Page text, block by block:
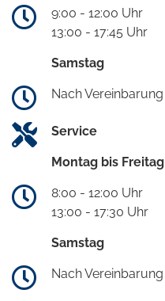
9:00 - 12:00 Uhr
13:00 - 17:45 Uhr
Samstag
Nach Vereinbarung
Service
Montag bis Freitag
8:00 - 12:00 Uhr
13:00 - 17:30 Uhr
Samstag
Nach Vereinbarung